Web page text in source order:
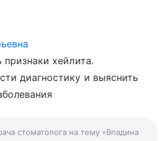
признаки хейлита.
диагностику и выяснить
стоматолога на тему «Впадина